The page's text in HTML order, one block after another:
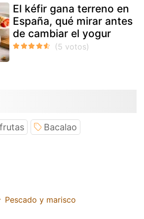
El kéfir gana terreno en
España, qué mirar antes
de cambiar el yogur
Bacalao
Pescado y marisco